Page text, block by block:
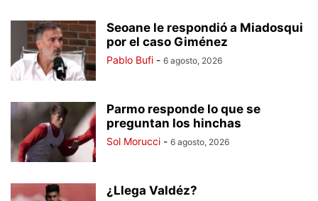
Seoane le respondió a Miadosqui
por el caso Giménez
Pablo Bufi - 6 agosto, 2026
Parmo responde lo que se
preguntan los hinchas
Sol Morucci - 6 agosto, 2026
¿Llega Valdéz?